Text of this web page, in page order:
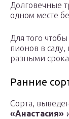
Долговечные
одном месте
Для того
пионов в саду,
разными
Ранние
Сорта,
«Анастасия»